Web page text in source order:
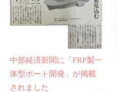
中部経済新聞に「FRP製一
体型ボート開発」が掲載
されました